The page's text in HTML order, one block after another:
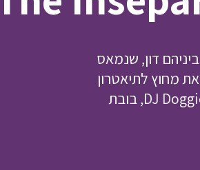
דון, שנמאס
מחוץ לתיאטרון
למסע לגילוי העולם הגדול וכדי לחיות חיים משלו! בדרך הוא פוגש את DJ Doggie Dog, בובת